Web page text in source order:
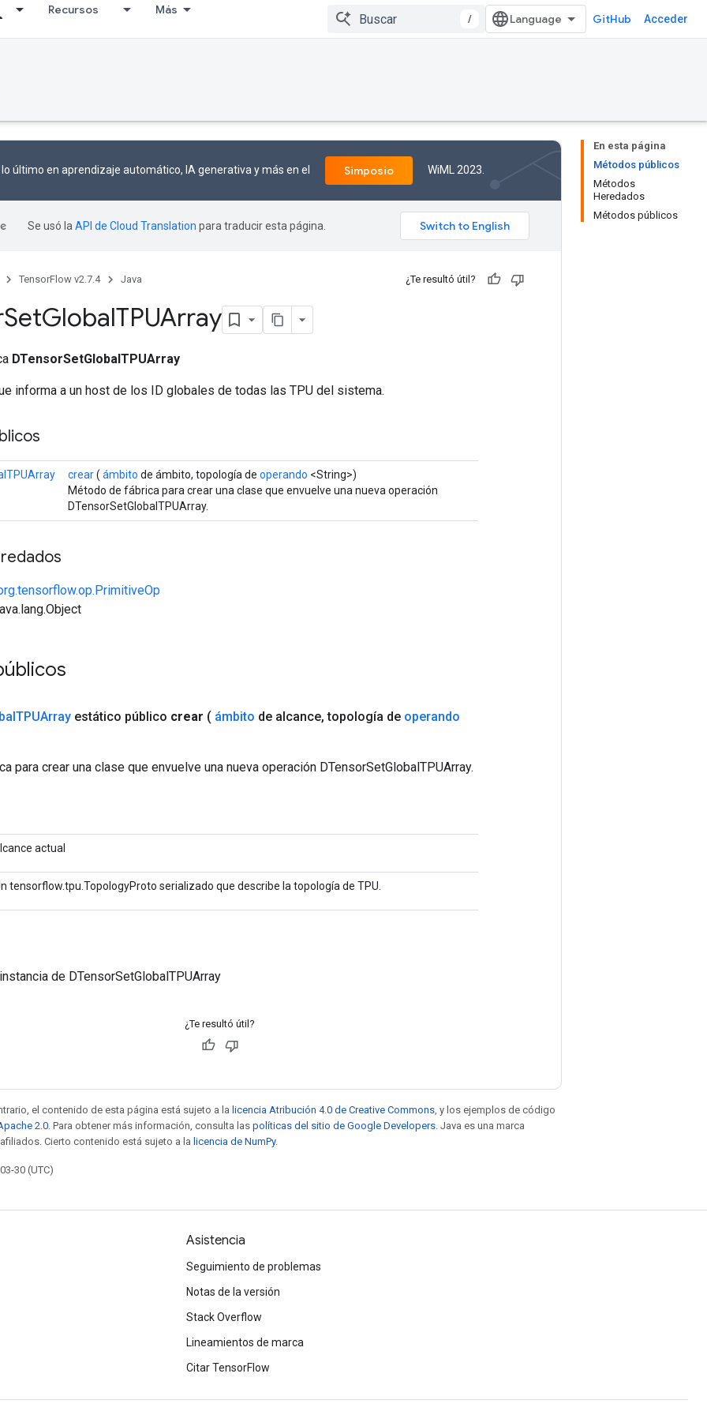
Recursos Más
/ GitHub Acceder
En esta página
Métodos públicos
Métodos
Heredados
Métodos públicos
último en aprendizaje automático, IA generativa y más en el Simposio WiML 2023.
Se usó la API de Cloud Translation para traducir esta página.
TensorFlow v2.7.4 Java ¿Te resultó útil?
SetGlobalTPUArray
DTensorSetGlobalTPUArray
informa a un host de los ID globales de todas las TPU del sistema.
crear( ámbito de ámbito, topología de operando <String>)
Método de fábrica para crear una clase que envuelve una nueva operación
DTensorSetGlobalTPUArray.
TPUArray estático público crear ( ámbito de alcance, topología de operando
para crear una clase que envuelve una nueva operación DTensorSetGlobalTPUArray.
actual
tensorflow.tpu.TopologyProto serializado que describe la topología de TPU.
de DTensorSetGlobalTPUArray
¿Te resultó útil?
el contenido de esta página está sujeto a la licencia Atribución 4.0 de Creative Commons , y los ejemplos de código
2.0 . Para obtener más información, consulta las políticas del sitio de Google Developers . Java es una marca
Cierto contenido está sujeto a la licencia de NumPy.
30 (UTC)
Asistencia
Seguimiento de problemas
Notas de la versión
Stack Overflow
Lineamientos de marca
Citar TensorFlow